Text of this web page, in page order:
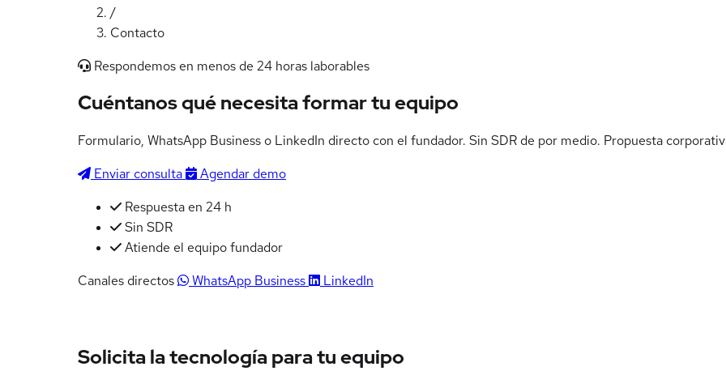
/
Contacto
Respondemos en menos de 24 horas laborables
Cuéntanos qué necesitaformar tu equipo
Formulario, WhatsApp Business o LinkedIn directo con el fundador. Sin SDR de por medio. Propuesta
Enviar consulta
Agendar demo
Respuesta en 24 h
Sin SDR
Atiende el equipo fundador
Canales directos
WhatsApp Business LinkedIn
Solicita la tecnología para tu equipo